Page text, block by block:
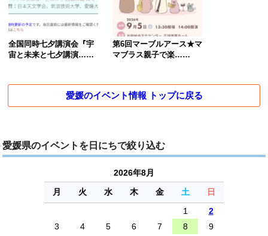
全国同時七夕講演会『宇
宙と未来と七夕講演……
第6回マーブルアース★マ
マブラス親子で楽……
愛媛のイベント情報 トップに戻る
愛媛県のイベントを日にちで絞り込む
2026年8月
月
火 水 木 金 土 日
1
2
3
4 5 6 7 8
9